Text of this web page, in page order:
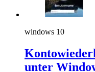
windows 10
unter